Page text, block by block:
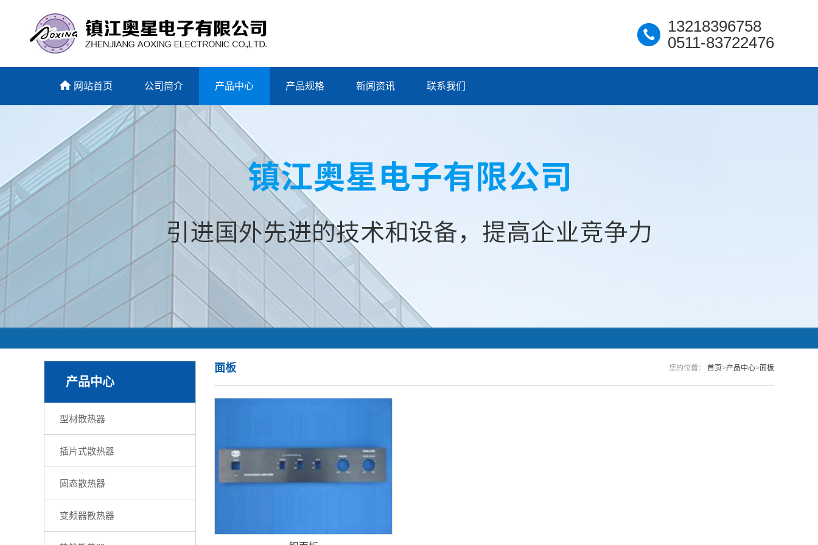
13218396758
0511-83722476
网站首页 公司简介 产品中心 产品规格 新闻资讯 联系我们
产品中心
型材散热器
插片式散热器
固态散热器
变频器散热器
您的位置： 首页>产品中心>面板
面板